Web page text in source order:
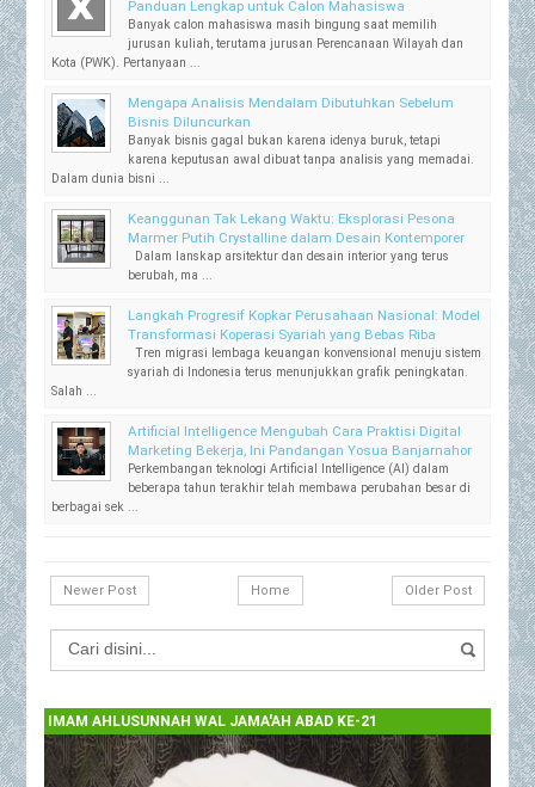
Panduan Lengkap untuk Calon Mahasiswa
Banyak calon mahasiswa masih bingung saat memilih
jurusan kuliah, terutama jurusan Perencanaan Wilayah dan
Kota (PWK). Pertanyaan ...
Mengapa Analisis Mendalam Dibutuhkan Sebelum
Bisnis Diluncurkan
Banyak bisnis gagal bukan karena idenya buruk, tetapi
karena keputusan awal dibuat tanpa analisis yang memadai.
Dalam dunia bisni ...
Keanggunan Tak Lekang Waktu: Eksplorasi Pesona
Marmer Putih Crystalline dalam Desain Kontemporer
Dalam lanskap arsitektur dan desain interior yang terus
berubah, ma ...
Langkah Progresif Kopkar Perusahaan Nasional: Model
Transformasi Koperasi Syariah yang Bebas Riba
Tren migrasi lembaga keuangan konvensional menuju sistem
syariah di Indonesia terus menunjukkan grafik peningkatan.
Salah ...
Artificial Intelligence Mengubah Cara Praktisi Digital
Marketing Bekerja, Ini Pandangan Yosua Banjarnahor
Perkembangan teknologi Artificial Intelligence (AI) dalam
beberapa tahun terakhir telah membawa perubahan besar di
berbagai sek ...
Newer Post Older Post
Home
IMAM AHLUSUNNAH WAL JAMA'AH ABAD KE-21